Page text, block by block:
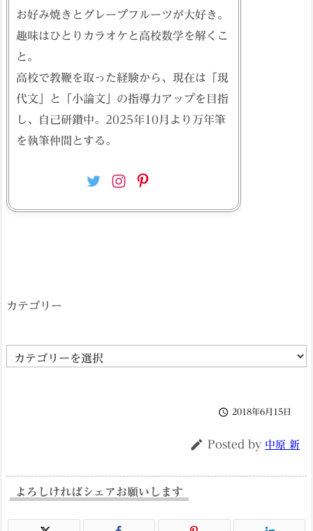
お好み焼きとグレープフルーツが大好き。
趣味はひとりカラオケと高校数学を解くこ
と。
高校で教鞭を取った経験から、現在は「現
代文」と「小論文」の指導力アップを目指
し、自己研鑽中。2025年10月より万年筆
を執筆仲間とする。
カテゴリー
カ
 2018年6月15日
 Posted by 中原 新
よろしければシェアお願いします